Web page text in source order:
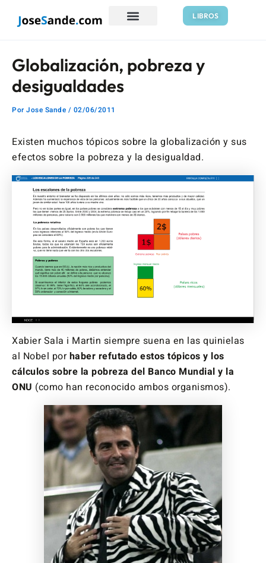
LIBROS
Globalización, pobreza y
desigualdades
Por Jose Sande / 02/06/2011
Existen muchos tópicos sobre la globalización y sus
efectos sobre la pobreza y la desigualdad.
Xabier Sala i Martin siempre suena en las quinielas
al Nobel porhaber refutado estos tópicos y los
cálculos sobre la pobreza del Banco Mundial y la
ONU (como han reconocido ambos organismos).
de